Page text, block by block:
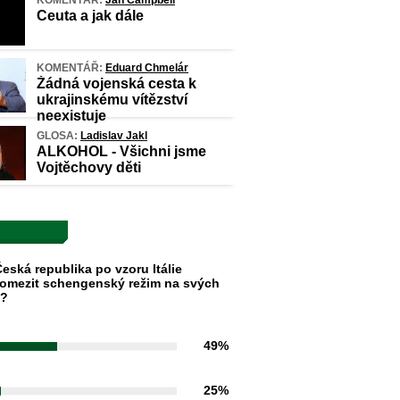
Ceuta a jak dále
KOMENTÁŘ: Eduard Chmelár
Žádná vojenská cesta k
ukrajinskému vítězství
neexistuje
GLOSA: Ladislav Jakl
ALKOHOL - Všichni jsme
Vojtěchovy děti
republika po vzoru Itálie
schengenský režim na svých
49%
25%